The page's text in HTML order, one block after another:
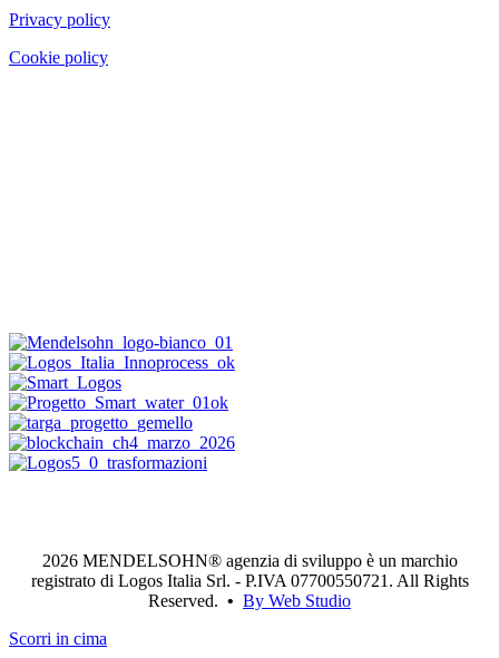
Privacy policy
Cookie policy
2026 MENDELSOHN® agenzia di sviluppo è un marchio
registrato di Logos Italia Srl. - P.IVA 07700550721. All Rights
Reserved. • By Web Studio
Scorri in cima